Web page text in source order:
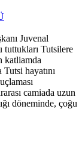
Juvenal
tuttukları Tutsilere
katliamda
hayatını
camiada uzun
döneminde, çoğu